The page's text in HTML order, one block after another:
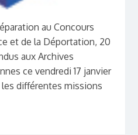
au Concours
et de la Déportation, 20
aux Archives
ce vendredi 17 janvier
différentes missions